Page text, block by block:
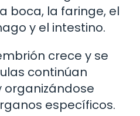
boca, la faringe, el
y el intestino.
crece y se
continúan
organizándose
específicos.